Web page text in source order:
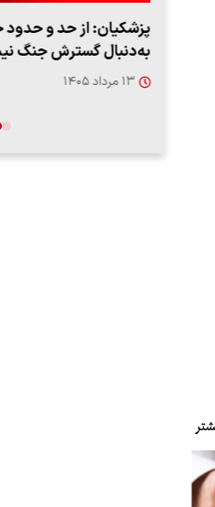
دفاع می‌کنیم، اما